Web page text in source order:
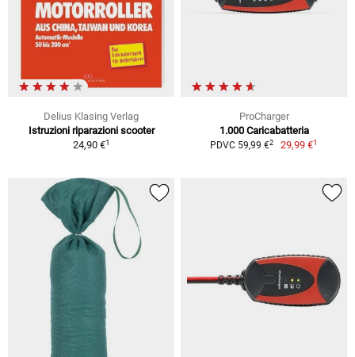
Delius Klasing Verlag
Istruzioni riparazioni scooter
24,90 €1
ProCharger
1.000 Caricabatteria
PDVC 59,99 €2 29,99 €1